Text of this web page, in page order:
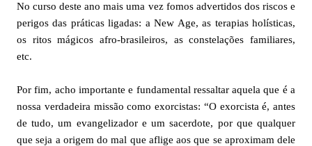
No curso deste ano mais uma vez fomos advertidos dos riscos e
perigos das práticas ligadas: a New Age, as terapias holísticas,
os ritos mágicos afro-brasileiros, as constelações familiares,
etc.
Por fim, acho importante e fundamental ressaltar aquela que é a
nossa verdadeira missão como exorcistas: “O exorcista é, antes
de tudo, um evangelizador e um sacerdote, por que qualquer
que seja a origem do mal que aflige aos que se aproximam dele